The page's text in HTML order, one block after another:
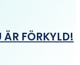
FÖRKYLD!